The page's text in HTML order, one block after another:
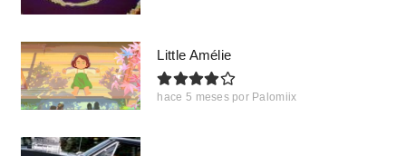
Little Amélie
hace 5 meses por Palomiix